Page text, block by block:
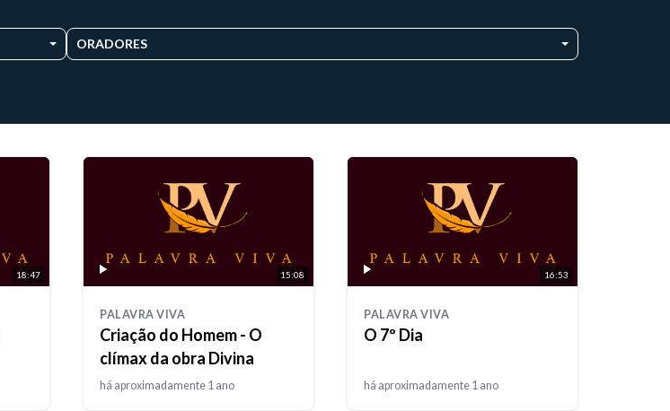
ORADORES
18:47 15:08
PALAVRA VIVA
Criação do Homem - O
clímax da obra Divina
há aproximadamente 1 ano
16:53
PALAVRA VIVA
O 7º Dia
há aproximadamente 1 ano